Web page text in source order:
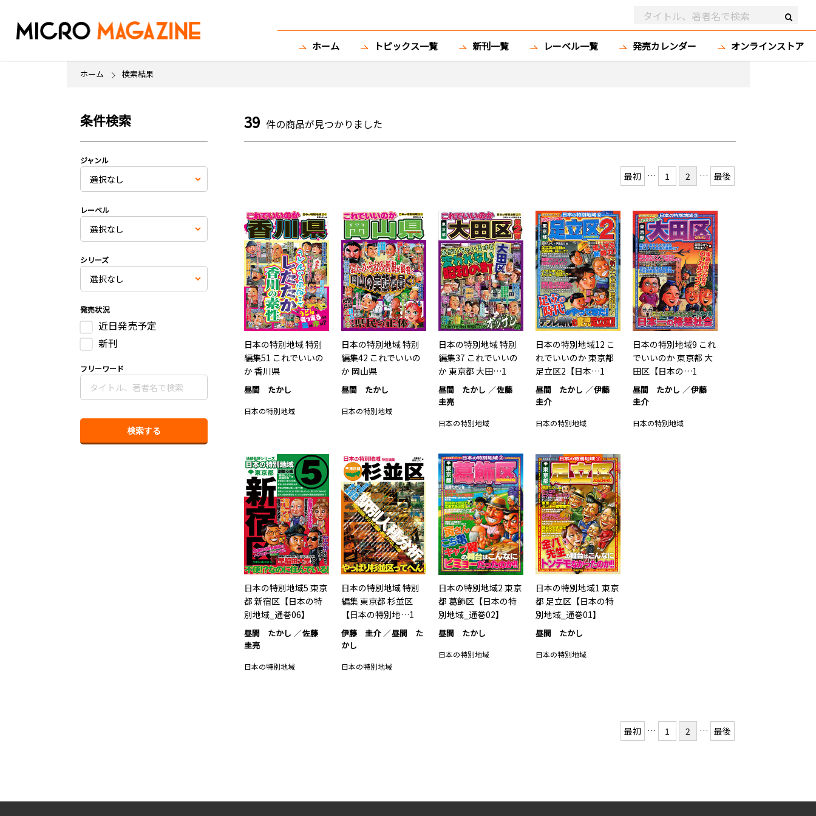
ホーム トピックス一覧 新刊一覧 レーベル一覧 発売カレンダー オンラインストア
ホーム 検索結果
条件検索
ジャンル
レーベル
シリーズ
発売状況
近日発売予定
新刊
フリーワード
39 件の商品が見つかりました
最初 … 1 2 … 最後
日本の特別地域 特別
編集51 これでいいの
か 香川県
昼間 たかし
日本の特別地域
日本の特別地域 特別
編集42 これでいいの
か 岡山県
昼間 たかし
日本の特別地域
日本の特別地域 特別
編集37 これでいいの
か 東京都 大田…1
昼間 たかし
佐藤
圭亮
日本の特別地域
日本の特別地域12 こ
れでいいのか 東京都
足立区2【日本…1
昼間 たかし
伊藤
圭介
日本の特別地域
日本の特別地域9 これ
でいいのか 東京都 大
田区【日本の…1
昼間 たかし
伊藤
圭介
日本の特別地域
日本の特別地域5 東京
都 新宿区【日本の特
別地域_通巻06】
昼間 たかし
佐藤
圭亮
日本の特別地域
日本の特別地域 特別
編集 東京都 杉並区
【日本の特別地…1
伊藤 圭介
昼間 た
かし
日本の特別地域
日本の特別地域2 東京
都 葛飾区【日本の特
別地域_通巻02】
昼間 たかし
日本の特別地域
日本の特別地域1 東京
都 足立区【日本の特
別地域_通巻01】
昼間 たかし
日本の特別地域
最初 … 1 2 … 最後